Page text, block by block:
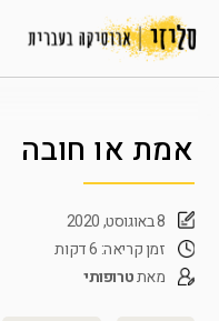
אמת או חובה
8 באוגוסט, 2020
זמן קריאה: 6 דקות
מאתטרופותי